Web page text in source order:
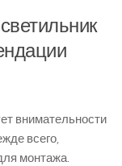
внимательности
всего,
монтажа.